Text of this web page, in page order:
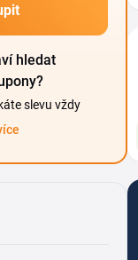
hledat
slevu vždy